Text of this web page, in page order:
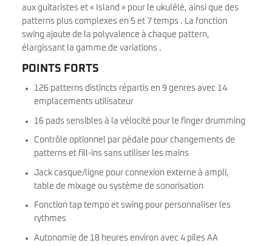
aux guitaristes et « Island » pour le ukulélé, ainsi que des
patterns plus complexes en 5 et 7 temps . La fonction
swing ajoute de la polyvalence à chaque pattern,
élargissant la gamme de variations .
POINTS FORTS
126 patterns distincts répartis en 9 genres avec 14
emplacements utilisateur
16 pads sensibles à la vélocité pour le finger drumming
Contrôle optionnel par pédale pour changements de
patterns et fill-ins sans utiliser les mains
Jack casque/ligne pour connexion externe à ampli,
table de mixage ou système de sonorisation
Fonction tap tempo et swing pour personnaliser les
rythmes
Autonomie de 18 heures environ avec 4 piles AA